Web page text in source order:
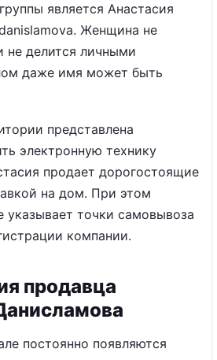
является Анастасия
Женщина не
не делится личными
даже имя может быть
представлена
электронную технику
продает дорогостоящие
на дом. При этом
указывает точки самовывоза
компании.
продавца
постоянно появляются